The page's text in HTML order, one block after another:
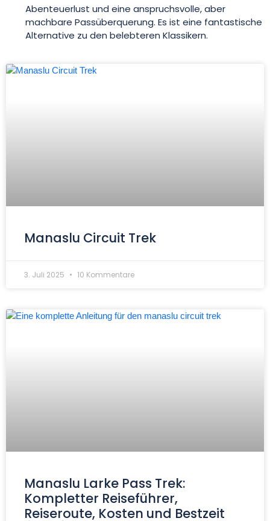
Abenteuerlust und eine anspruchsvolle, aber
machbare Passüberquerung. Es ist eine fantastische
Alternative zu den belebteren Klassikern.
Manaslu Circuit Trek
3. Juli 2025 10 Kommentare
Manaslu Larke Pass Trek:
Kompletter Reiseführer,
Reiseroute, Kosten und Bestzeit